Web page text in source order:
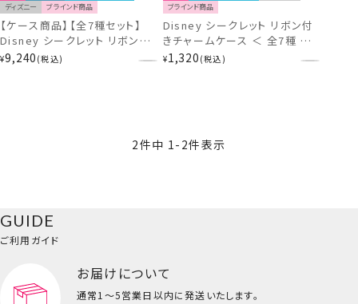
ディズニー
ブラインド商品
【ケース商品】【全7種セット】
Disney シークレット リボン付
きチャームケースセット ＜ 7個
¥9,240 税込
ブラインド商品
Disney シークレット リボン付
きチャームケース ＜ 全7種 ＞
粧美堂 shobido
¥1,320 税込
2件中 1 - 2件表示
GUIDE
ご利用ガイド
お届けについて
通常1～5営業日以内に発送いたします。